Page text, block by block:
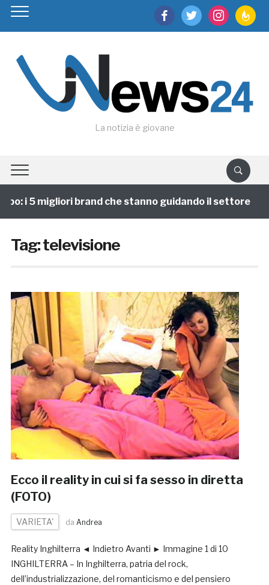
facebooktwitter instagram
La notizia è giovane
i 5 migliori brand che stanno guidando il settore
Tag:televisione
Ecco il reality in cui si fa sesso in diretta
(FOTO)
VARIETA' da Andrea
Reality Inghilterra ◄ Indietro Avanti ► Immagine 1 di 10
INGHILTERRA – In Inghilterra, patria del rock,
dell’industrializzazione, del romanticismo e del pensiero